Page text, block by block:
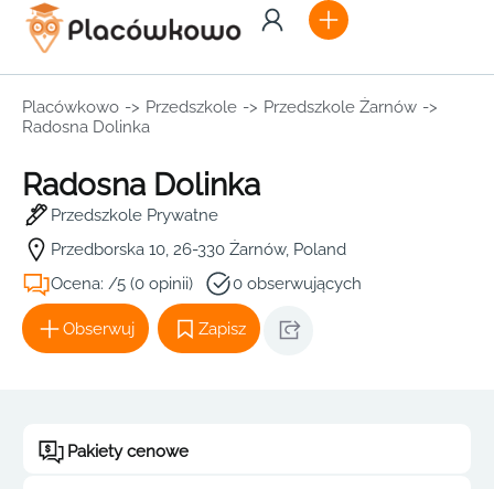
Placówkowo -> Przedszkole -> Przedszkole Żarnów ->
Radosna Dolinka
Radosna Dolinka
Przedszkole Prywatne
Przedborska 10, 26-330 Żarnów, Poland
Ocena: /5 (0 opinii)
0 obserwujących
Obserwuj Zapisz
Pakiety cenowe